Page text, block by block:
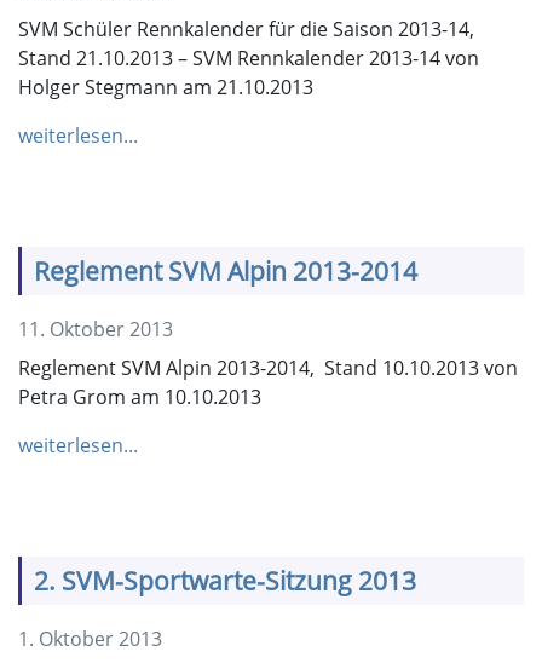
SVM Schüler Rennkalender für die Saison 2013-14,
Stand 21.10.2013 – SVM Rennkalender 2013-14 von
Holger Stegmann am 21.10.2013
weiterlesen...
Reglement SVM Alpin 2013-2014
11. Oktober 2013
Reglement SVM Alpin 2013-2014, Stand 10.10.2013 von
Petra Grom am 10.10.2013
weiterlesen...
2. SVM-Sportwarte-Sitzung 2013
1. Oktober 2013